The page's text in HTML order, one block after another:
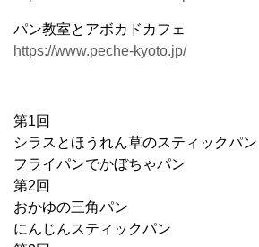
パン教室とアボカドカフェ
https://www.peche-kyoto.jp/
第1回
シラスとほうれん草のスティックパン
フライパンでかぼちゃパン
第2回
おかゆの三角パン
にんじんスティックパン